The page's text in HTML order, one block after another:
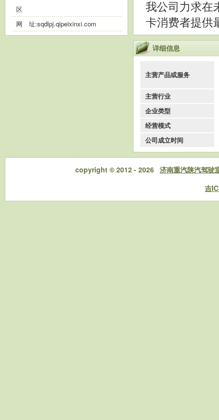
区
网 址:sqdlpj.qipeixinxi.com
我公司力求在
卡消费者提供
详细信息
主营产品或服务
主营行业
企业类型
经营模式
公司成立时间
copyright © 2012 - 2026 济南重汽陕汽驾驶
吉